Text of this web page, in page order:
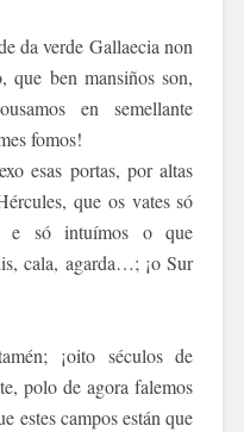
da verde Gallaecia non
que ben mansiños son,
en semellante
fomos!
esas portas, por altas
que os vates só
e só intuímos o que
cala, agarda…; ¡o Sur
¡oito séculos de
polo de agora falemos
estes campos están que